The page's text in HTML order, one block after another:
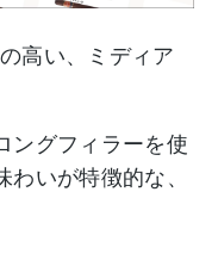
高い、ミディア
ングフィラーを使
いが特徴的な、